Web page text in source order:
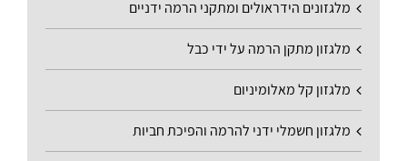
מלגזונים הידראולים ומתקני הרמה ידניים
מלגזון מתקן הרמה על ידי כבל
מלגזון קל מאלומיניום
מלגזון חשמלי ידני להרמה והפיכת חביות